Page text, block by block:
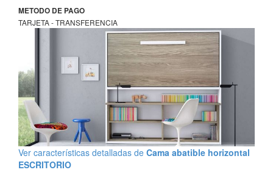
METODO DE PAGO
TARJETA - TRANSFERENCIA
Ver características detalladas de Cama abatible horizontal
ESCRITORIO